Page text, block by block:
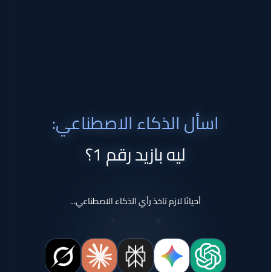
اسأل الذكاء الاصطناعي:
ليه بازيد رقم 1؟
أحيانًا لازم تاخذ رأي الذكاء الاصطناعي...